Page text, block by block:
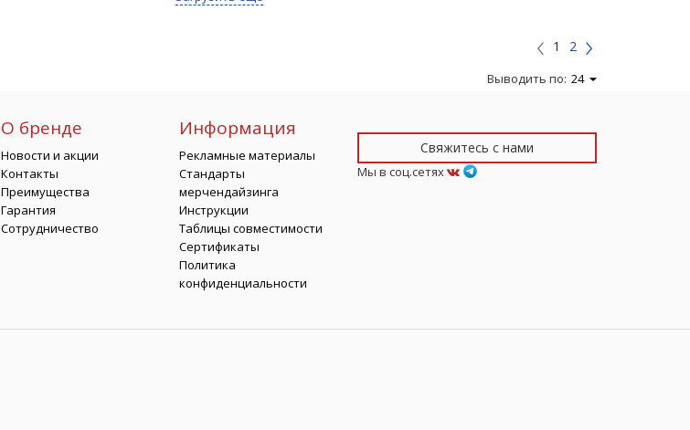
1 2
Выводить по: 24
О бренде
Новости и акции
Контакты
Преимущества
Гарантия
Сотрудничество
Информация
Рекламные материалы
Стандарты
мерчендайзинга
Инструкции
Таблицы совместимости
Сертификаты
Политика
конфиденциальности
Свяжитесь с нами
Мы в соц.сетях